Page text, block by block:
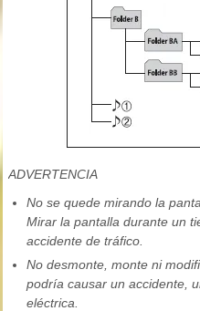
ADVERTENCIA
No se quede mirando la
Mirar la pantalla durante un
accidente de tráfico.
No desmonte, monte ni
podría causar un accidente,
eléctrica.